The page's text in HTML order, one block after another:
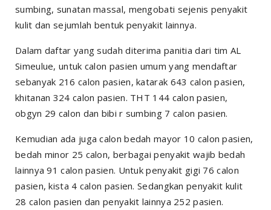
sumbing, sunatan massal, mengobati sejenis penyakit
kulit dan sejumlah bentuk penyakit lainnya.
Dalam daftar yang sudah diterima panitia dari tim AL
Simeulue, untuk calon pasien umum yang mendaftar
sebanyak 216 calon pasien, katarak 643 calon pasien,
khitanan 324 calon pasien. THT 144 calon pasien,
obgyn 29 calon dan bibi r sumbing 7 calon pasien.
Kemudian ada juga calon bedah mayor 10 calon pasien,
bedah minor 25 calon, berbagai penyakit wajib bedah
lainnya 91 calon pasien. Untuk penyakit gigi 76 calon
pasien, kista 4 calon pasien. Sedangkan penyakit kulit
28 calon pasien dan penyakit lainnya 252 pasien.